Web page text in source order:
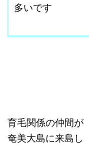
多いです
育毛関係の仲間が
奄美大島に来島し